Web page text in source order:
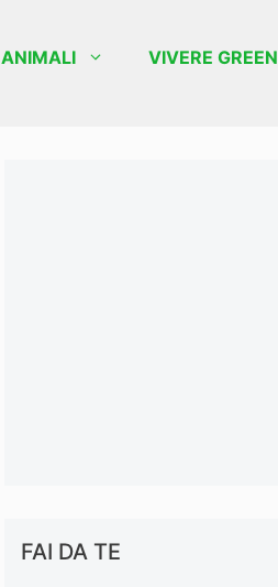
ANIMALI VIVERE GREEN
FAI DA TE